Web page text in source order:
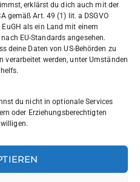
erklärst du dich auch mit der
gemäß Art. 49 (1) lit. a DSGVO
als ein Land mit einem
EU-Standards angesehen.
deine Daten von US-Behörden zu
verarbeitet werden, unter Umständen
du nicht in optionale Services
oder Erziehungsberechtigten
Land Berlin
Website:
graf-os.de